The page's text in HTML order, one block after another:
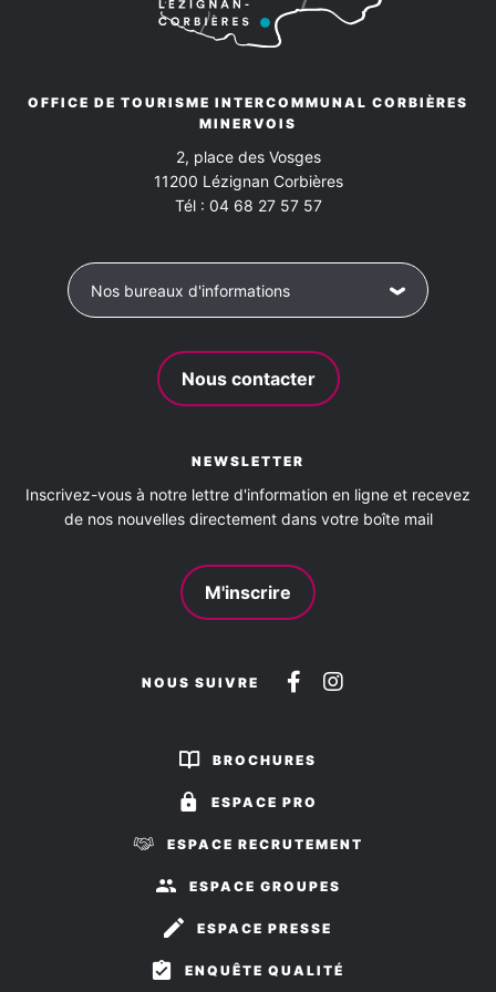
OFFICE DE TOURISME INTERCOMMUNAL CORBIÈRES
MINERVOIS
2, place des Vosges
11200 Lézignan Corbières
Tél : 04 68 27 57 57
Nos bureaux d'informations
Nous contacter
NEWSLETTER
Inscrivez-vous à notre lettre d'information en ligne et recevez
de nos nouvelles directement dans votre boîte mail
M'inscrire
NOUS SUIVRE
Suivez-
sur
Suivez-
BROCHURES
ESPACE PRO
ESPACE RECRUTEMENT
ESPACE GROUPES
ESPACE PRESSE
ENQUÊTE QUALITÉ